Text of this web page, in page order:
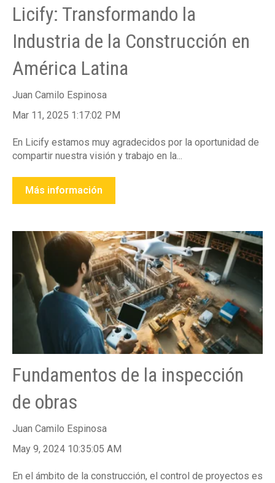
Licify: Transformando la
Industria de la Construcción en
América Latina
Juan Camilo Espinosa
Mar 11, 2025 1:17:02 PM
En Licify estamos muy agradecidos por la oportunidad de
compartir nuestra visión y trabajo en la...
Más información
Fundamentos de la inspección
de obras
Juan Camilo Espinosa
May 9, 2024 10:35:05 AM
En el ámbito de la construcción, el control de proyectos es